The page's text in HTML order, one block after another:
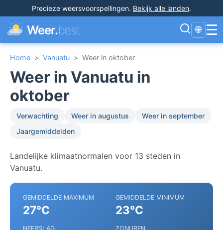
Precieze weersvoorspellingen. Bekijk alle landen.
Weer.best 🌐 ☰
Home > Vanuatu > Weer in oktober
Weer in Vanuatu in
oktober
Verwachting Weer in augustus
Weer in september
Jaargemiddelden
Landelijke klimaatnormalen voor 13 steden in
Vanuatu.
GEMIDDELDE MAXIMUM
27°C
GEMIDDELDE MINIMUM
23°C
NEERSLAG ZONUREN